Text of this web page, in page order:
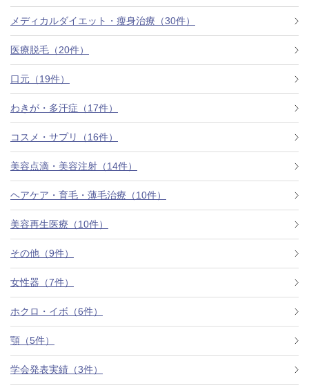
初めての方へ
お悩みで探す
医師紹介
アクセス
西梅田から徒歩2分
ついて
よくあるご質問
美容ブログ
メディカルダイエット・瘦身治療（30件）
医療脱毛（20件）
口元（19件）
わきが・多汗症（17件）
コスメ・サプリ（16件）
美容点滴・美容注射（14件）
ヘアケア・育毛・薄毛治療（10件）
美容再生医療（10件）
その他（9件）
女性器（7件）
ホクロ・イボ（6件）
顎（5件）
学会発表実績（3件）